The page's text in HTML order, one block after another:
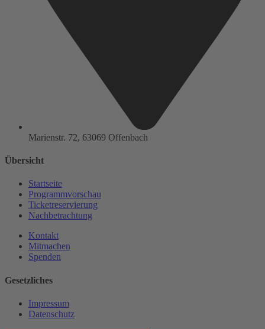
Marienstr. 72, 63069 Offenbach
Übersicht
Startseite
Programmvorschau
Ticketreservierung
Nachbetrachtung
Kontakt
Mitmachen
Spenden
Gesetzliches
Impressum
Datenschutz